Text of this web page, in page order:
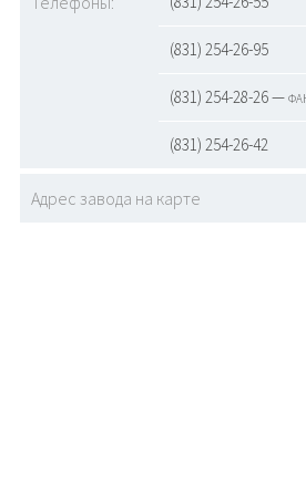
(831) 254-26-95
(831) 254-28-26 —
(831) 254-26-42
Адрес завода на карте